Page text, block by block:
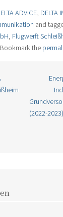
ADVICE, DELTA
and
, Flugwerft
the
(2022-